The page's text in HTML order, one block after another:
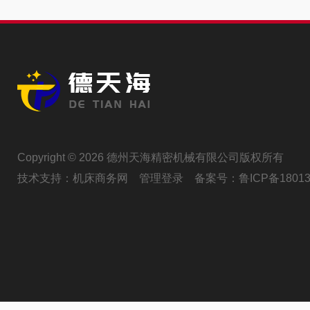
Copyright © 2026 德州天海精密机械有限公司版权所有
技术支持： 机床商务网 管理登录 备案号： 鲁ICP备